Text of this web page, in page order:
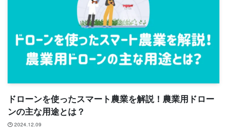
ドローンを使ったスマート農業を解説！農業用ドロー
ンの主な用途とは？
2024.12.09